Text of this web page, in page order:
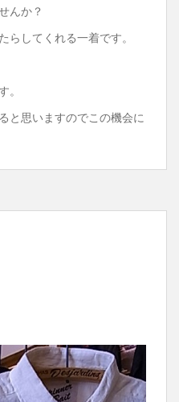
んか？
らしてくれる一着です。
と思いますのでこの機会に